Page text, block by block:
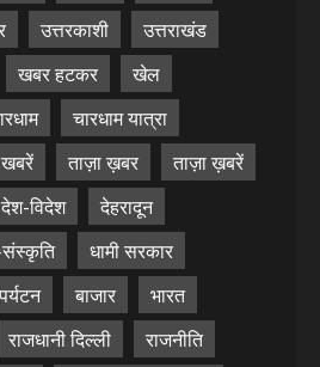
उत्तरकाशी
उत्तराखंड
खबर हटकर
खेल
चारधाम यात्रा
ताज़ा ख़बर
ताज़ा ख़बरें
देश-विदेश
देहरादून
संस्कृति
धामी सरकार
पर्यटन बाजार
भारत
राजधानी दिल्ली
राजनीति